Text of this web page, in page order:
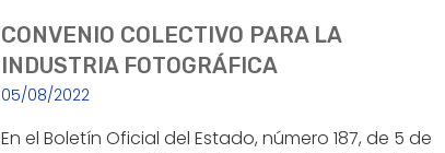
CONVENIO COLECTIVO PARA LA
INDUSTRIA FOTOGRÁFICA
05/08/2022
En el Boletín Oficial del Estado, número 187, de 5 de